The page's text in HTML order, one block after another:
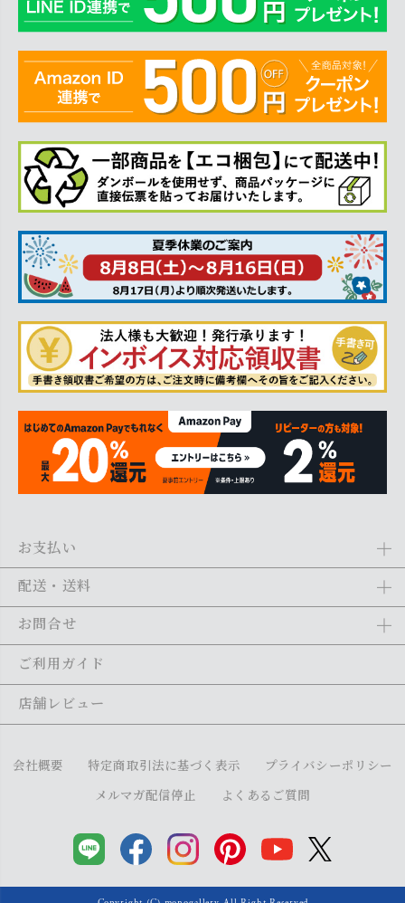
お支払い
Amazon Pay、クレジットカード、代金引換、あと払い(ペイディ)、銀
い。
配送・送料
全商品送料無料
状況によって、多少前後する場合がございます。詳しくは
お問合せ
メール：shopping@monogallery.jp
メールの返信につきましては、1～2営業日以内にさせていただいてお
ご利用ガイド
店舗レビュー
会社概要 特定商取引法に基づく表示
プライバシーポリシー
メルマガ配信停止
よくあるご質問